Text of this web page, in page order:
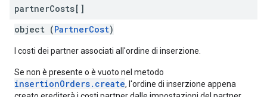
partnerCosts[]
object (PartnerCost)
I costi dei partner associati all'ordine di inserzione.
Se non è presente o è vuoto nel metodo
insertionOrders.create, l'ordine di inserzione appena